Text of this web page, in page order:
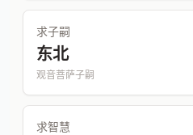
求子嗣
东北
观音菩萨子嗣
求智慧